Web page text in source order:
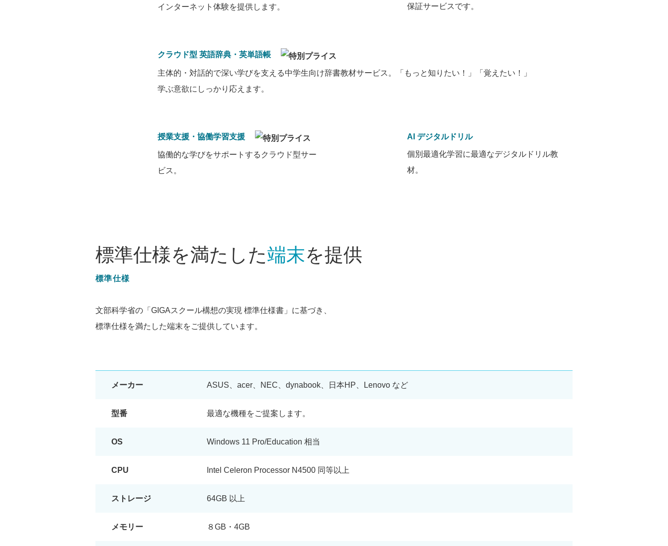
インターネット体験を提供します。
保証サービスです。
クラウド型 英語辞典・英単語帳
主体的・対話的で深い学びを支える中学生向け辞書教材サービス。「もっと知りたい！」「覚えたい！」
学ぶ意欲にしっかり応えます。
授業支援・協働学習支援
協働的な学びをサポートするクラウド型サー
ビス。
AI デジタルドリル
個別最適化学習に最適なデジタルドリル教
材。
標準仕様を満たした端末を提供
標準仕様
文部科学省の「GIGAスクール構想の実現 標準仕様書」に基づき、
標準仕様を満たした端末をご提供しています。
メーカー ASUS、acer、NEC、dynabook、日本HP、Lenovo など
型番 最適な機種をご提案します。
OS Windows 11 Pro/Education 相当
CPU Intel Celeron Processor N4500 同等以上
ストレージ 64GB 以上
メモリー ８GB・4GB